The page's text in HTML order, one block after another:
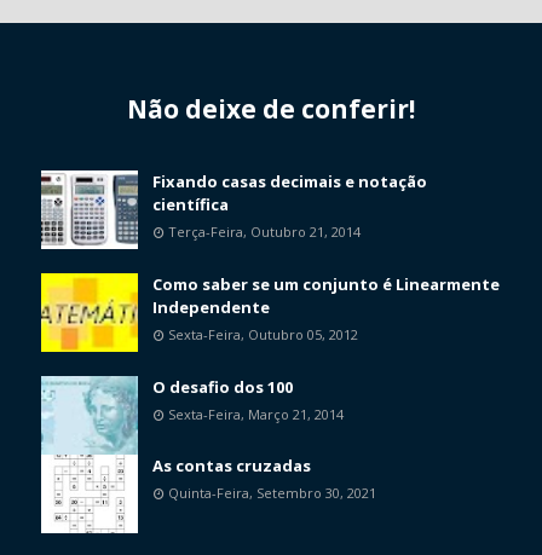
Não deixe de conferir!
Fixando casas decimais e notação
científica
Terça-Feira, Outubro 21, 2014
Como saber se um conjunto é Linearmente
Independente
Sexta-Feira, Outubro 05, 2012
O desafio dos 100
Sexta-Feira, Março 21, 2014
As contas cruzadas
Quinta-Feira, Setembro 30, 2021